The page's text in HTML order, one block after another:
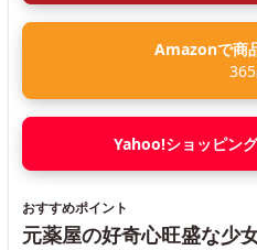
Amazonで商
365
Yahoo!ショッピン
おすすめポイント
元薬屋の好奇心旺盛な少